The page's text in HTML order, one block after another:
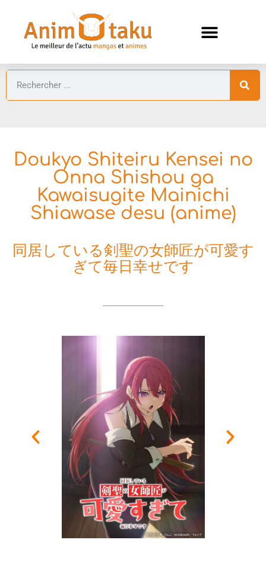
Doukyo Shiteiru Kensei no
Onna Shishou ga
Kawaisugite Mainichi
Shiawase desu (anime)
同居している剣聖の女師匠が可愛す
ぎて毎日幸せです